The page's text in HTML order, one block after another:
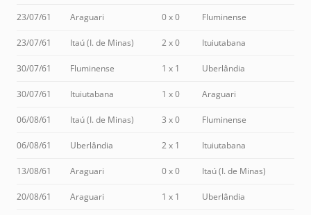
23/07/61 Araguari 0 x 0 Fluminense
23/07/61 Itaú (I. de Minas) 2 x 0 Ituiutabana
30/07/61 Fluminense 1 x 1 Uberlândia
30/07/61 Ituiutabana 1 x 0 Araguari
06/08/61 Itaú (I. de Minas) 3 x 0 Fluminense
06/08/61 Uberlândia 2 x 1 Ituiutabana
13/08/61 Araguari 0 x 0 Itaú (I. de Minas)
20/08/61 Araguari 1 x 1 Uberlândia